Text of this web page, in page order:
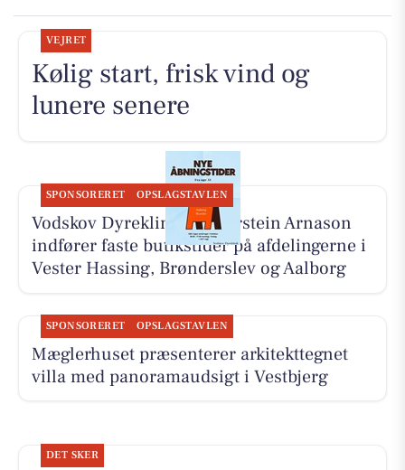
VEJRET
Kølig start, frisk vind og
lunere senere
SPONSORERET OPSLAGSTAVLEN
Vodskov Dyreklinik v/Thorstein Arnason
indfører faste butikstider på afdelingerne i
Vester Hassing, Brønderslev og Aalborg
SPONSORERET OPSLAGSTAVLEN
Mæglerhuset præsenterer arkitekttegnet
villa med panoramaudsigt i Vestbjerg
DET SKER